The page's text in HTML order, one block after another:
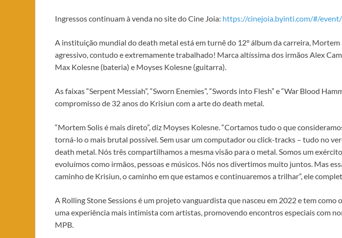
Ingressos continuam à venda no site do Cine Joia: https://cinejoia.byinti.com/#/
A instituição mundial do death metal está em turnê do 12° álbum da carreira, Mortem
agressivo, contudo e extremamente trabalhado! Marca altíssima dos irmãos Alex
Max Kolesne (bateria) e Moyses Kolesne (guitarra).
As faixas “Serpent Messiah”, “Sworn Enemies”, “Swords into Flesh” e “War Blood
compromisso de 32 anos do Krisiun com a arte do death metal.
“Mortem Solis é mais direto”, diz Moyses Kolesne. “Cortamos tudo o que
torná-lo o mais brutal possível. Sem usar um computador ou click-tracks – tudo no
death metal. Nós três compartilhamos a mesma visão para o metal. Somos um
evoluímos como irmãos, pessoas e músicos. Nós nos divertimos muito juntos. Mas
caminho de Krisiun, o caminho em que estamos e continuaremos a trilhar”, ele
A Rolling Stone Sessions é um projeto vanguardista que nasceu em 2022 e tem
uma experiência mais intimista com artistas, promovendo encontros especiais com
MPB.